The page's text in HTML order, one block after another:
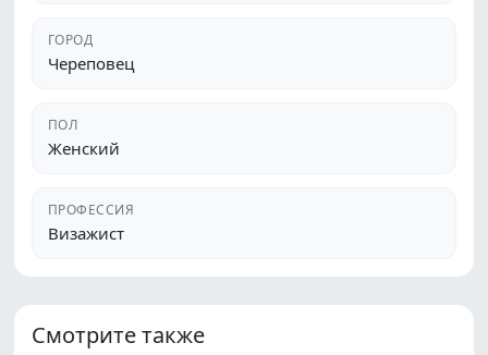
ГОРОД
Череповец
ПОЛ
Женский
ПРОФЕССИЯ
Визажист
Смотрите также